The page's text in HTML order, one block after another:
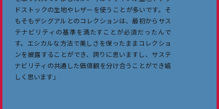
ドストックの生地やレザーを使うことが多いです。そ
もそもデシグアルとのコレクションは、最初からサス
テナビリティの基準を満たすことが必須だったんで
す。エシカルな方法で美しさを保ったままコレクショ
ンを披露することができ、誇りに思いますし、サステ
ナビリティの共通した価値観を分け合うことができ嬉
しく思います」